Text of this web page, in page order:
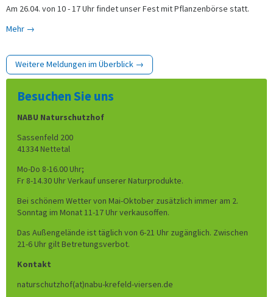
Am 26.04. von 10 - 17 Uhr findet unser Fest mit Pflanzenbörse statt.
Mehr →
Weitere Meldungen im Überblick →
Besuchen Sie uns
NABU Naturschutzhof
Sassenfeld 200
41334 Nettetal
Mo-Do 8-16.00 Uhr;
Fr 8-14.30 Uhr Verkauf unserer Naturprodukte.
Bei schönem Wetter von Mai-Oktober zusätzlich immer am 2.
Sonntag im Monat 11-17 Uhr verkausoffen.
Das Außengelände ist täglich von 6-21 Uhr zugänglich. Zwischen
21-6 Uhr gilt Betretungsverbot.
Kontakt
naturschutzhof(at)nabu-krefeld-viersen.de